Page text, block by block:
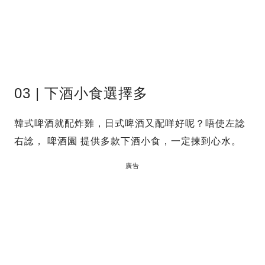
03 | 下酒小食選擇多
韓式啤酒就配炸雞，日式啤酒又配咩好呢？唔使左諗
右諗， 啤酒園 提供多款下酒小食，一定揀到心水。
廣告